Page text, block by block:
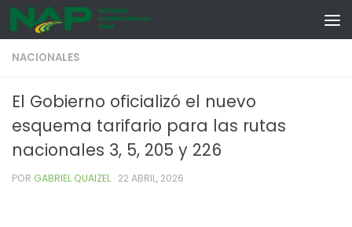
Skip to content
NACIONALES
El Gobierno oficializó el nuevo
esquema tarifario para las rutas
nacionales 3, 5, 205 y 226
POR GABRIEL QUAIZEL · 22 ABRIL, 2026